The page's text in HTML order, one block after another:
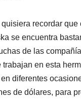
recordar que
se encuentra
de las
trabajan en esta
diferentes
de dólares, para